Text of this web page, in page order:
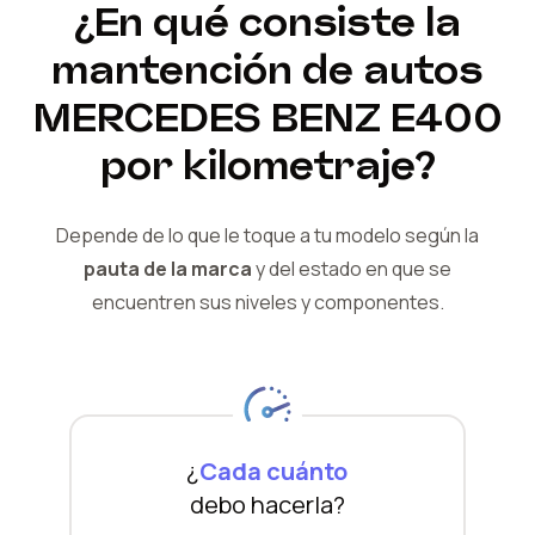
¿En qué consiste la
mantención de autos
MERCEDES BENZ E400
por kilometraje?
Depende de lo que le toque a tu modelo según la
pauta de la marcay delestado en que se
encuentren sus niveles y componentes.
¿Cada cuánto
debo hacerla?